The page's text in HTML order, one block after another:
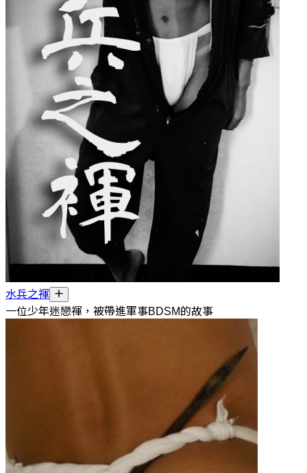
水兵之褌
一位少年迷戀褌，被帶進軍事BDSM的故事